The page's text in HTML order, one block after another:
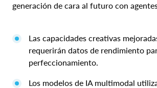
generación de cara al futuro con
Las capacidades creativas
requerirán datos de rendimiento
perfeccionamiento.
Los modelos de IA multimodal